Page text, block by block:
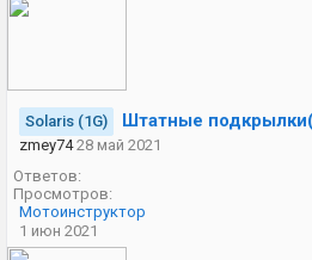
Solaris (1G) Штатные
zmey74 28 май 2021
Ответов:
Просмотров:
Мотоинструктор
1 июн 2021